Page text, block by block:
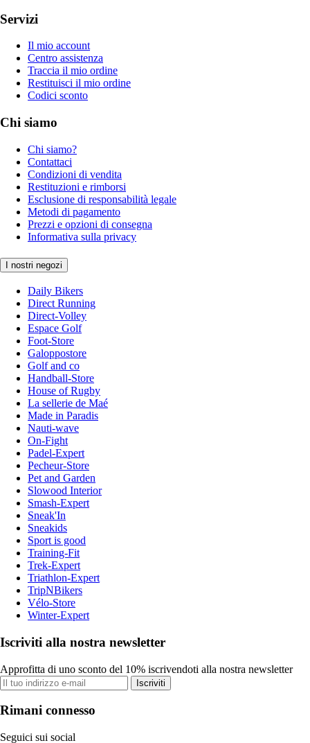
Servizi
Il mio account
Centro assistenza
Traccia il mio ordine
Restituisci il mio ordine
Codici sconto
Chi siamo
Chi siamo?
Contattaci
Condizioni di vendita
Restituzioni e rimborsi
Esclusione di responsabilità legale
Metodi di pagamento
Prezzi e opzioni di consegna
Informativa sulla privacy
I nostri negozi
Daily Bikers
Direct Running
Direct-Volley
Espace Golf
Foot-Store
Galoppostore
Golf and co
Handball-Store
House of Rugby
La sellerie de Maé
Made in Paradis
Nauti-wave
On-Fight
Padel-Expert
Pecheur-Store
Pet and Garden
Slowood Interior
Smash-Expert
Sneak'In
Sneakids
Sport is good
Training-Fit
Trek-Expert
Triathlon-Expert
TripNBikers
Vélo-Store
Winter-Expert
Iscriviti alla nostra newsletter
Approfitta di uno sconto del 10% iscrivendoti alla nostra newsletter
Iscriviti
Rimani connesso
Seguici sui social